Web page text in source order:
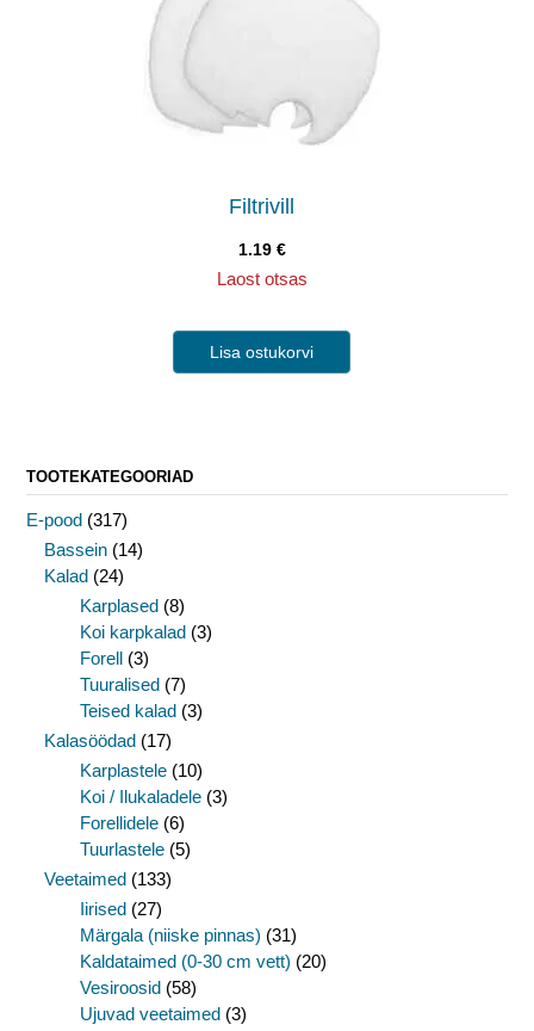
Filtrivill
1.19 €
Laost otsas
Lisa ostukorvi
TOOTEKATEGOORIAD
E-pood (317)
Bassein (14)
Kalad (24)
Karplased (8)
Koi karpkalad (3)
Forell (3)
Tuuralised (7)
Teised kalad (3)
Kalasöödad (17)
Karplastele (10)
Koi / Ilukaladele (3)
Forellidele (6)
Tuurlastele (5)
Veetaimed (133)
Iirised (27)
Märgala (niiske pinnas) (31)
Kaldataimed (0-30 cm vett) (20)
Vesiroosid (58)
Ujuvad veetaimed (3)